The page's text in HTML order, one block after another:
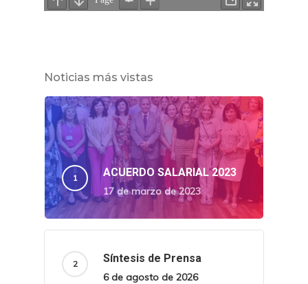
Noticias más vistas
ACUERDO SALARIAL 2023
17 de marzo de 2023
Síntesis de Prensa
6 de agosto de 2026